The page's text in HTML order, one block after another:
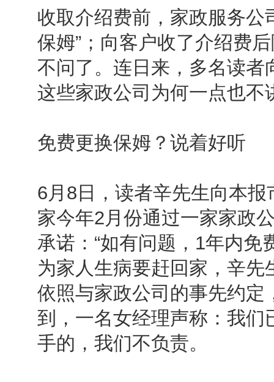
收取介绍费前，家政服务公
保姆”；向客户收了介绍费
不问了。连日来，多名读者
这些家政公司为何一点也不
免费更换保姆？说着好听
6月8日，读者辛先生向本
家今年2月份通过一家家政
承诺：“如有问题，1年内免
为家人生病要赶回家，辛
依照与家政公司的事先约
到，一名女经理声称：我
手的，我们不负责。